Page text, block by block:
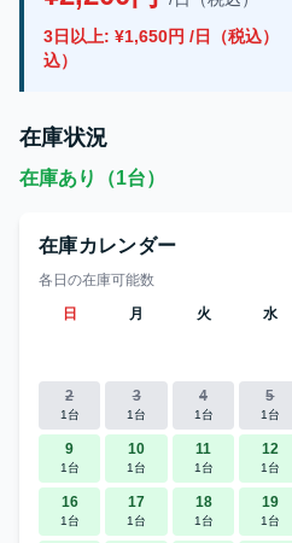
3日以上: ¥1,650円 /日（税込）
込）
在庫状況
在庫あり（1台）
在庫カレンダー
各日の在庫可能数
日
月 火 水
2
1台
3
1台
4
1台
5
1台
9
1台
10
1台
11
1台
12
1台
16
1台
17
1台
18
1台
19
1台